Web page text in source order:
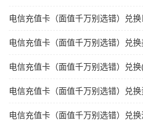
电信充值卡（面值千万别选错）兑
电信充值卡（面值千万别选错）兑
电信充值卡（面值千万别选错）兑
电信充值卡（面值千万别选错）兑
电信充值卡（面值千万别选错）兑